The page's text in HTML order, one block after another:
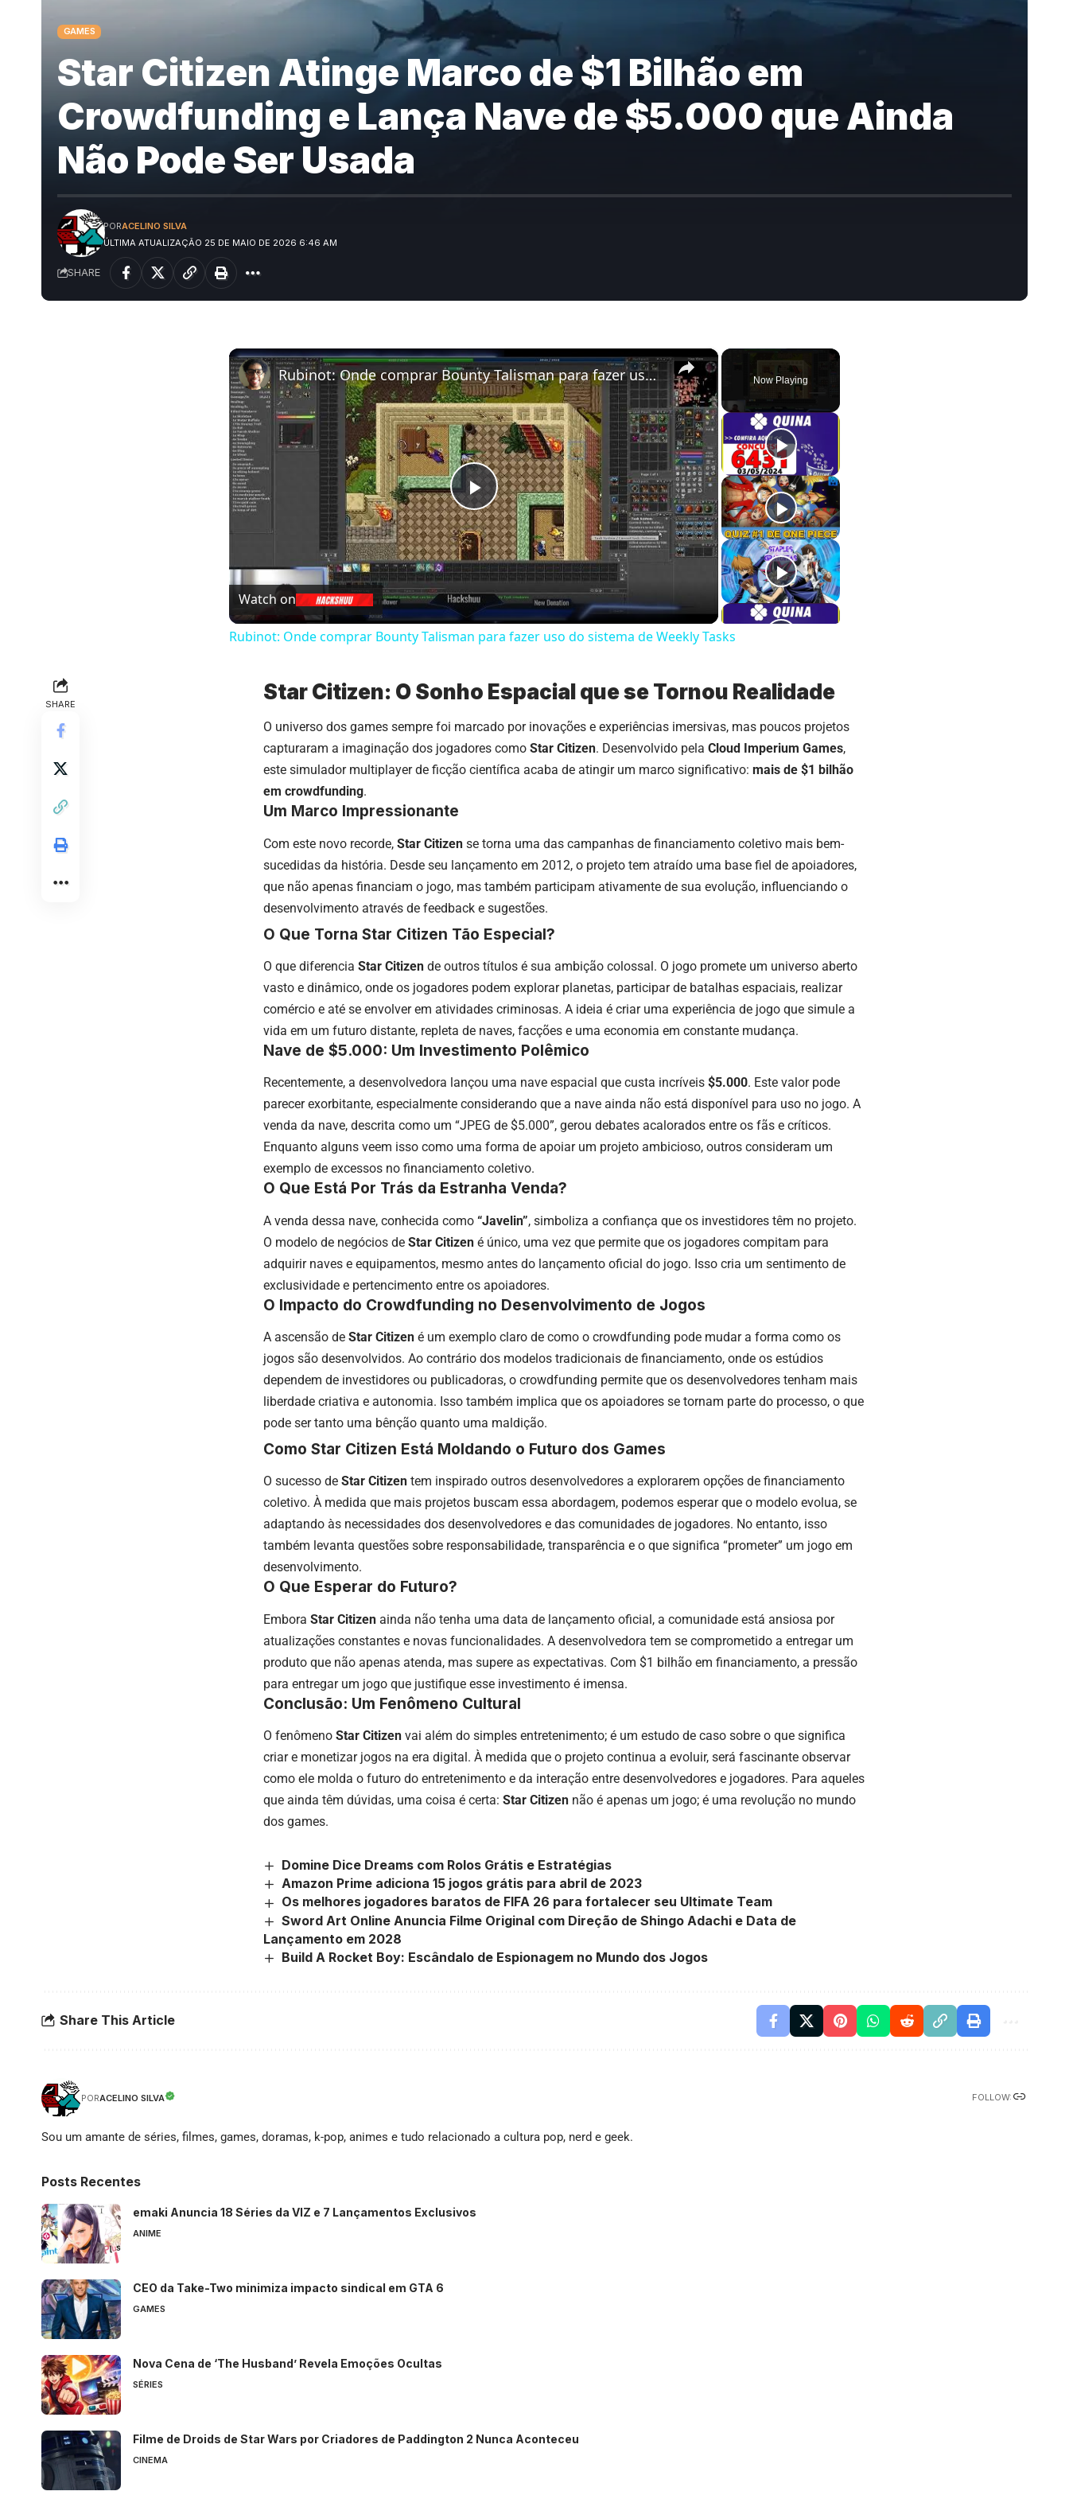
GAMES
Star Citizen Atinge Marco de $1 Bilhão em
Crowdfunding e Lança Nave de $5.000 que Ainda
Não Pode Ser Usada
ÚLTIMA ATUALIZAÇÃO 25 DE MAIO DE 2026 6:46 AM
PORACELINO SILVA
SHARE
Now Playing
×
Play
Video
Rubinot: Onde comprar Bounty Talisman para fazer uso do sistema de Weekly Tasks
Watch on
Rubinot: Onde comprar Bounty Talisman para fazer uso do sistema de Weekly Tasks
SHARE Star Citizen: O Sonho Espacial que se Tornou Realidade
O universo dos games sempre foi marcado por inovações e experiências imersivas, mas poucos projetos
capturaram a imaginação dos jogadores como Star Citizen. Desenvolvido pela Cloud Imperium Games,
este simulador multiplayer de ficção científica acaba de atingir um marco significativo: mais de $1 bilhão
em crowdfunding.
Um Marco Impressionante
Com este novo recorde, Star Citizen se torna uma das campanhas de financiamento coletivo mais bem-
sucedidas da história. Desde seu lançamento em 2012, o projeto tem atraído uma base fiel de apoiadores,
que não apenas financiam o jogo, mas também participam ativamente de sua evolução, influenciando o
desenvolvimento através de feedback e sugestões.
O Que Torna Star Citizen Tão Especial?
O que diferencia Star Citizen de outros títulos é sua ambição colossal. O jogo promete um universo aberto
vasto e dinâmico, onde os jogadores podem explorar planetas, participar de batalhas espaciais, realizar
comércio e até se envolver em atividades criminosas. A ideia é criar uma experiência de jogo que simule a
vida em um futuro distante, repleta de naves, facções e uma economia em constante mudança.
Nave de $5.000: Um Investimento Polêmico
Recentemente, a desenvolvedora lançou uma nave espacial que custa incríveis $5.000. Este valor pode
parecer exorbitante, especialmente considerando que a nave ainda não está disponível para uso no jogo. A
venda da nave, descrita como um “JPEG de $5.000”, gerou debates acalorados entre os fãs e críticos.
Enquanto alguns veem isso como uma forma de apoiar um projeto ambicioso, outros consideram um
exemplo de excessos no financiamento coletivo.
O Que Está Por Trás da Estranha Venda?
A venda dessa nave, conhecida como “Javelin”, simboliza a confiança que os investidores têm no projeto.
O modelo de negócios de Star Citizen é único, uma vez que permite que os jogadores compitam para
adquirir naves e equipamentos, mesmo antes do lançamento oficial do jogo. Isso cria um sentimento de
exclusividade e pertencimento entre os apoiadores.
O Impacto do Crowdfunding no Desenvolvimento de Jogos
A ascensão de Star Citizen é um exemplo claro de como o crowdfunding pode mudar a forma como os
jogos são desenvolvidos. Ao contrário dos modelos tradicionais de financiamento, onde os estúdios
dependem de investidores ou publicadoras, o crowdfunding permite que os desenvolvedores tenham mais
liberdade criativa e autonomia. Isso também implica que os apoiadores se tornam parte do processo, o que
pode ser tanto uma bênção quanto uma maldição.
Como Star Citizen Está Moldando o Futuro dos Games
O sucesso de Star Citizen tem inspirado outros desenvolvedores a explorarem opções de financiamento
coletivo. À medida que mais projetos buscam essa abordagem, podemos esperar que o modelo evolua, se
adaptando às necessidades dos desenvolvedores e das comunidades de jogadores. No entanto, isso
também levanta questões sobre responsabilidade, transparência e o que significa “prometer” um jogo em
desenvolvimento.
O Que Esperar do Futuro?
Embora Star Citizen ainda não tenha uma data de lançamento oficial, a comunidade está ansiosa por
atualizações constantes e novas funcionalidades. A desenvolvedora tem se comprometido a entregar um
produto que não apenas atenda, mas supere as expectativas. Com $1 bilhão em financiamento, a pressão
para entregar um jogo que justifique esse investimento é imensa.
Conclusão: Um Fenômeno Cultural
O fenômeno Star Citizen vai além do simples entretenimento; é um estudo de caso sobre o que significa
criar e monetizar jogos na era digital. À medida que o projeto continua a evoluir, será fascinante observar
como ele molda o futuro do entretenimento e da interação entre desenvolvedores e jogadores. Para aqueles
que ainda têm dúvidas, uma coisa é certa: Star Citizen não é apenas um jogo; é uma revolução no mundo
dos games.
Domine Dice Dreams com Rolos Grátis e Estratégias
Amazon Prime adiciona 15 jogos grátis para abril de 2023
Os melhores jogadores baratos de FIFA 26 para fortalecer seu Ultimate Team
Sword Art Online Anuncia Filme Original com Direção de Shingo Adachi e Data de
Lançamento em 2028
Build A Rocket Boy: Escândalo de Espionagem no Mundo dos Jogos
Share This Article
PORACELINO SILVA FOLLOW:
Sou um amante de séries, filmes, games, doramas, k-pop, animes e tudo relacionado a cultura pop, nerd e geek.
Posts Recentes
emaki Anuncia 18 Séries da VIZ e 7 Lançamentos Exclusivos
ANIME
CEO da Take-Two minimiza impacto sindical em GTA 6
GAMES
Nova Cena de ‘The Husband’ Revela Emoções Ocultas
SÉRIES
Filme de Droids de Star Wars por Criadores de Paddington 2 Nunca Aconteceu
CINEMA